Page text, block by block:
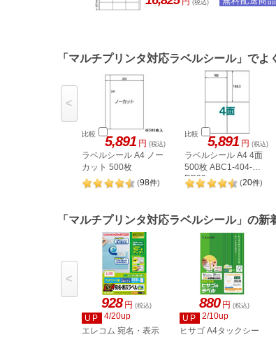
(税込)
「マルチプリンタ対応ラベルシール」でよ
比較 5,891 円 (税込)
ラベルシール A4 ノー
カット 500枚
(98件)
比較 5,891 円 (税込)
ラベルシール A4 4面
500枚 ABC1-404-
RB09
(20件)
<
「マルチプリンタ対応ラベルシール」の新
928 円 (税込)
UP
4/20up
エレコム 宛名・表示
880 円 (税込)
UP
2/10up
ヒサゴ A4タックシー
<